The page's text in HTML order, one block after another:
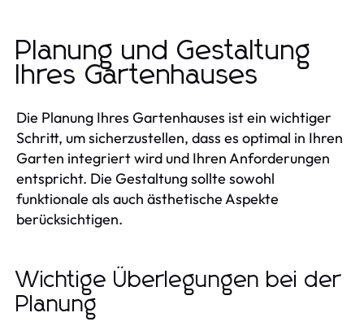
Planung und Gestaltung
Ihres Gartenhauses
Die Planung Ihres Gartenhauses ist ein wichtiger
Schritt, um sicherzustellen, dass es optimal in Ihren
Garten integriert wird und Ihren Anforderungen
entspricht. Die Gestaltung sollte sowohl
funktionale als auch ästhetische Aspekte
berücksichtigen.
Wichtige Überlegungen bei der
Planung